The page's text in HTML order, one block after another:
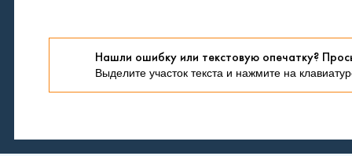
Нашли ошибку или текстовую опечатку?
Выделите участок текста и нажмите на